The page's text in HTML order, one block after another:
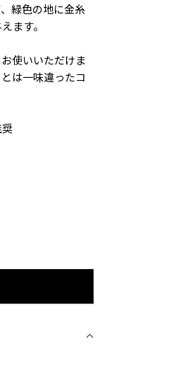
緑色の地に金糸
ます。
使いいただけま
は一味違ったコ